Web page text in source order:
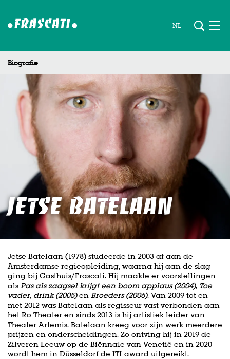
NL
Biografie
Jetse Batelaan
Jetse Batelaan (1978) studeerde in 2003 af aan de
Amsterdamse regieopleiding, waarna hij aan de slag
ging bij Gasthuis/Frascati. Hij maakte er voorstellingen
als Pas als zaagsel krijgt een boom applaus (2004), Toe
vader, drink (2005)en Broeders (2006). Van 2009 tot en
met 2012 was Batelaan als regisseur vast verbonden aan
het Ro Theater en sinds 2013 is hij artistiek leider van
Theater Artemis. Batelaan kreeg voor zijn werk meerdere
prijzen en onderscheidingen. Zo ontving hij in 2019 de
Zilveren Leeuw op de Biënnale van Venetië en in 2020
wordt hem in Düsseldorf de ITI-award uitgereikt.